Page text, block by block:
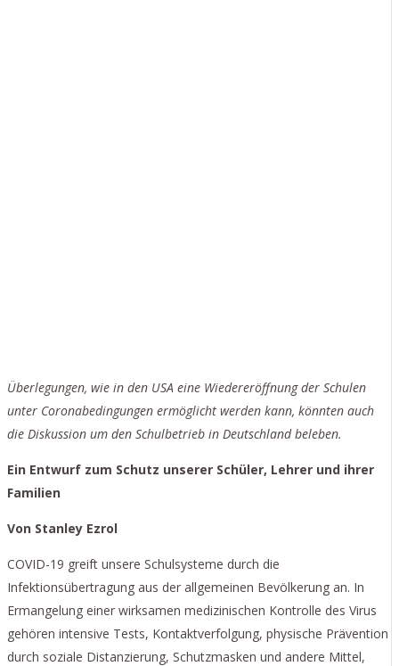
Überlegungen, wie in den USA eine Wiedereröffnung der Schulen
unter Coronabedingungen ermöglicht werden kann, könnten auch
die Diskussion um den Schulbetrieb in Deutschland beleben.
Ein Entwurf zum Schutz unserer Schüler, Lehrer und ihrer
Familien
Von Stanley Ezrol
COVID-19 greift unsere Schulsysteme durch die
Infektionsübertragung aus der allgemeinen Bevölkerung an. In
Ermangelung einer wirksamen medizinischen Kontrolle des Virus
gehören intensive Tests, Kontaktverfolgung, physische Prävention
durch soziale Distanzierung, Schutzmasken und andere Mittel,